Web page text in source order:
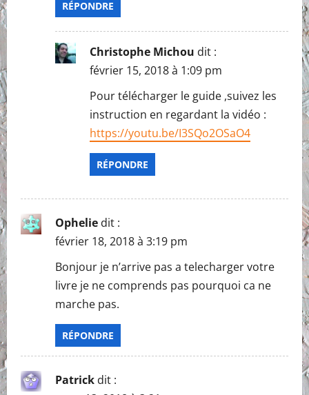
RÉPONDRE
Christophe Michou dit :
février 15, 2018 à 1:09 pm
Pour télécharger le guide ,suivez les
instruction en regardant la vidéo :
https://youtu.be/I3SQo2OSaO4
RÉPONDRE
Ophelie dit :
février 18, 2018 à 3:19 pm
Bonjour je n’arrive pas a telecharger votre
livre je ne comprends pas pourquoi ca ne
marche pas.
RÉPONDRE
Patrick dit :